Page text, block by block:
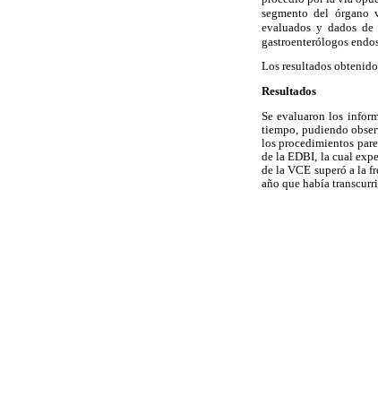
segmento del órgano
evaluados y dados
gastroenterólogos
Los resultados
Resultados
Se evaluaron los
tiempo, pudiendo
los procedimientos
de la EDBI, la cual
de la VCE superó a la
año que había